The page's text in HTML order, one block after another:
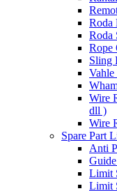
Roda
Roda
Rope
Sling
Vahle
Wire
dll )
Wire
Spare Part
Anti
Limit
Limit